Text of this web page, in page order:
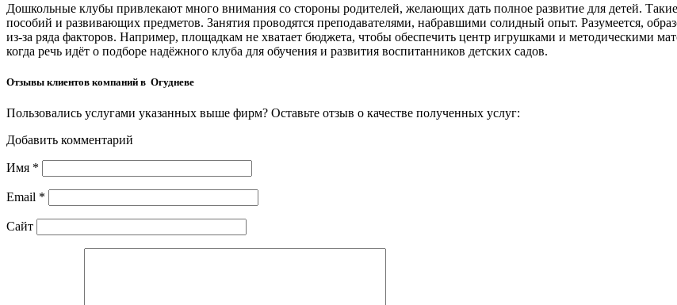
Дошкольные клубы привлекают много внимания со стороны родителей, желающих дать полное развитие для детей.
пособий и развивающих предметов. Занятия проводятся преподавателями, набравшими солидный опыт. Разумеется,
из-за ряда факторов. Например, площадкам не хватает бюджета, чтобы обеспечить центр игрушками и методическими
когда речь идёт о подборе надёжного клуба для обучения и развития воспитанников детских садов.
Отзывы клиентов компаний в Огудневе
Пользовались услугами указанных выше фирм? Оставьте отзыв о качестве полученных услуг:
Добавить комментарий
Имя *
Email *
Сайт